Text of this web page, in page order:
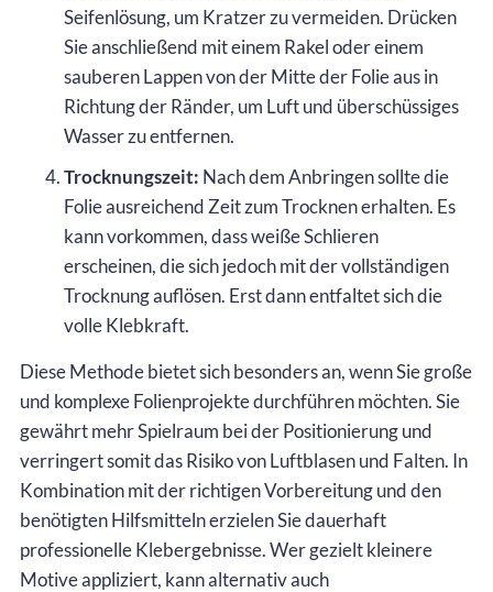
Seifenlösung, um Kratzer zu vermeiden. Drücken
Sie anschließend mit einem Rakel oder einem
sauberen Lappen von der Mitte der Folie aus in
Richtung der Ränder, um Luft und überschüssiges
Wasser zu entfernen.
Trocknungszeit: Nach dem Anbringen sollte die
Folie ausreichend Zeit zum Trocknen erhalten. Es
kann vorkommen, dass weiße Schlieren
erscheinen, die sich jedoch mit der vollständigen
Trocknung auflösen. Erst dann entfaltet sich die
volle Klebkraft.
Diese Methode bietet sich besonders an, wenn Sie große
und komplexe Folienprojekte durchführen möchten. Sie
gewährt mehr Spielraum bei der Positionierung und
verringert somit das Risiko von Luftblasen und Falten. In
Kombination mit der richtigen Vorbereitung und den
benötigten Hilfsmitteln erzielen Sie dauerhaft
professionelle Klebergebnisse. Wer gezielt kleinere
Motive appliziert, kann alternativ auch